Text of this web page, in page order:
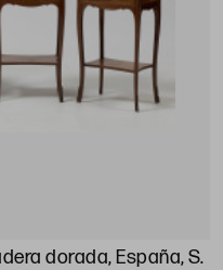
dorada, España, S.